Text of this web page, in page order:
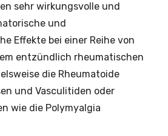
sehr wirkungsvolle und
und
Effekte bei einer Reihe von
entzündlich rheumatischen
die Rheumatoide
und Vasculitiden oder
wie die Poly­myalgia